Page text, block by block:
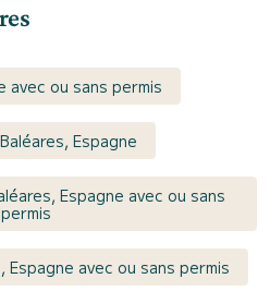
avec ou sans permis
Espagne
Espagne avec ou sans
permis
avec ou sans permis